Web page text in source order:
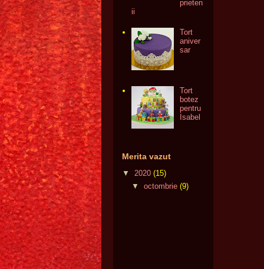
prieten
ii
Tort
aniver
sar
Tort
botez
pentru
Isabel
Merita vazut
▼ 2020 (15)
▼
octombrie (9)